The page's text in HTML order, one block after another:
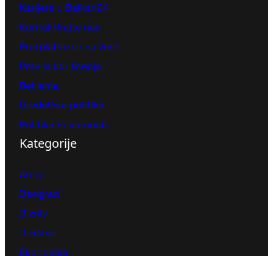
Karijera u Balkan24
Kontaktirajte nas
Pretplatite se na Vesti
Pravila korišćenja
Reklama
Urednička politika
Politika Privatnosti
Kategorije
Auto
Beograd
Biznis
Društvo
Ekonomija